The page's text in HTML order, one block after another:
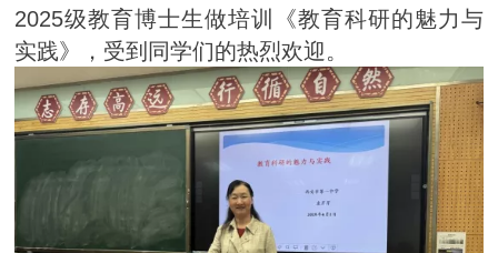
2025级教育博士生做培训《教育科研的魅力与
实践》，受到同学们的热烈欢迎。